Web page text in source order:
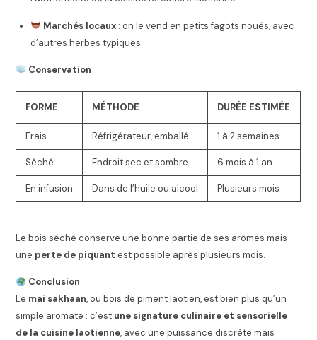
Marchés locaux : on le vend en petits fagots noués, avec
d’autres herbes typiques
Conservation
FORME MÉTHODE DURÉE ESTIMÉE
Frais Réfrigérateur, emballé 1 à 2 semaines
Séché Endroit sec et sombre 6 mois à 1 an
En infusion Dans de l’huile ou alcool Plusieurs mois
Le bois séché conserve une bonne partie de ses arômes mais
une perte de piquant est possible après plusieurs mois.
Conclusion
Le mai sakhaan, ou bois de piment laotien, est bien plus qu’un
simple aromate : c’est une signature culinaire et sensorielle
de la cuisine laotienne, avec une puissance discrète mais